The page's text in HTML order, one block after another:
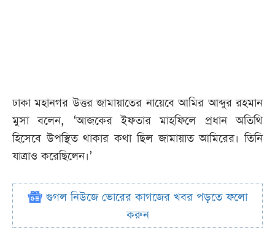
ঢাকা মহানগর উত্তর জামায়াতের নায়েবে আমির আব্দুর রহমান
মুসা বলেন, ‘আজকের ইফতার মাহফিলে প্রধান অতিথি
হিসেবে উপস্থিত থাকার কথা ছিল জামায়াত আমিরের। তিনি
যাত্রাও করেছিলেন।’
গুগল নিউজে ভোরের কাগজের খবর পড়তে ফলো
করুন